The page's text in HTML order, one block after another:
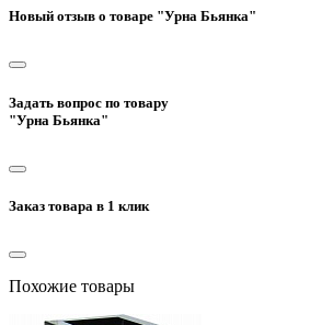
Новый отзыв о товаре "Урна Бьянка"
Задать вопрос по товару
"Урна Бьянка"
Заказ товара в 1 клик
Похожие товары